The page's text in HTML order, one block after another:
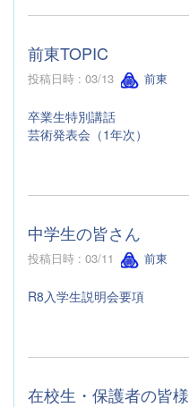
前東TOPIC
投稿日時 : 03/13 前東
卒業生特別講話
芸術発表会（1年次）
中学生の皆さん
投稿日時 : 03/11 前東
R8入学生説明会要項
在校生・保護者の皆様